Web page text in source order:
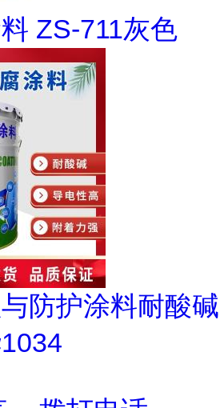
ZS-711灰色
防护涂料耐酸碱